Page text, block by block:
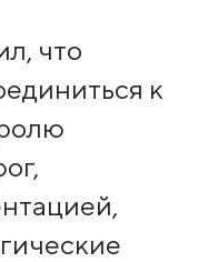
что
к